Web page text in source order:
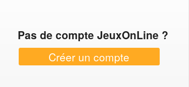
Pas de compte JeuxOnLine ?
Créer un compte